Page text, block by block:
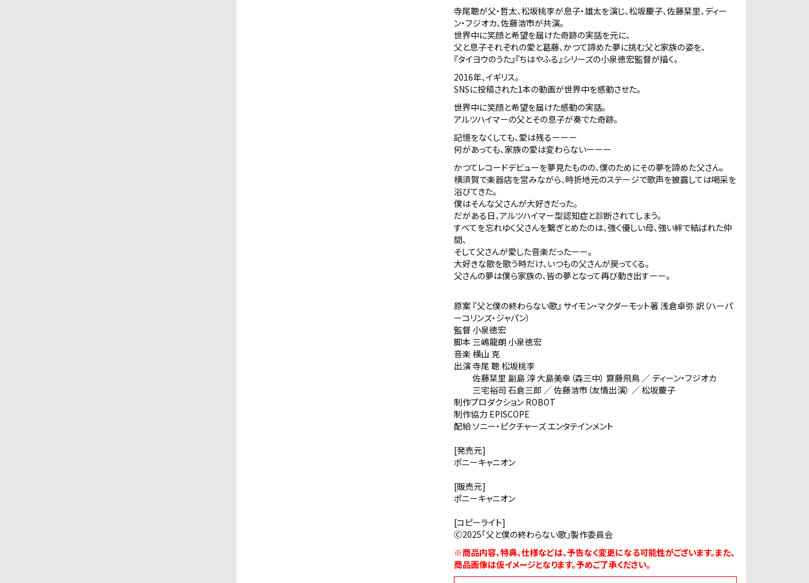
寺尾聰が父・哲太、松坂桃李が息子・雄太を演じ、松坂慶子、佐藤栞里、ディー
ン・フジオカ、佐藤浩市が共演。
世界中に笑顔と希望を届けた奇跡の実話を元に、
父と息子それぞれの愛と葛藤、かつて諦めた夢に挑む父と家族の姿を、
『タイヨウのうた』『ちはやふる』シリーズの小泉徳宏監督が描く。
2016年、イギリス。
SNSに投稿された1本の動画が世界中を感動させた。
世界中に笑顔と希望を届けた感動の実話。
アルツハイマーの父とその息子が奏でた奇跡。
記憶をなくしても、愛は残るーーー
何があっても、家族の愛は変わらないーーー
かつてレコードデビューを夢見たものの、僕のためにその夢を諦めた父さん。
横須賀で楽器店を営みながら、時折地元のステージで歌声を披露しては喝采を
浴びてきた。
僕はそんな父さんが大好きだった。
だがある日、アルツハイマー型認知症と診断されてしまう。
すべてを忘れゆく父さんを繋ぎとめたのは、強く優しい母、強い絆で結ばれた仲
間、
そして父さんが愛した音楽だったーー。
大好きな歌を歌う時だけ、いつもの父さんが戻ってくる。
父さんの夢は僕ら家族の、皆の夢となって再び動き出すーー。
原案 『父と僕の終わらない歌』 サイモン・マクダーモット著 浅倉卓弥 訳（ハーパ
ーコリンズ・ジャパン）
監督 小泉徳宏
脚本 三嶋龍朗 小泉徳宏
音楽 横山 克
出演 寺尾 聰 松坂桃李
佐藤栞里 副島 淳 大島美幸（森三中） 齋藤飛鳥 ／ ディーン・フジオカ
三宅裕司 石倉三郎 ／ 佐藤浩市（友情出演） ／ 松坂慶子
制作プロダクション ROBOT
制作協力 EPISCOPE
配給 ソニー・ピクチャーズ エンタテインメント
[発売元]
ポニーキャニオン
[販売元]
ポニーキャニオン
[コピーライト]
Ⓒ2025「父と僕の終わらない歌」製作委員会
※商品内容、特典、仕様などは、予告なく変更になる可能性がございます。また、
商品画像は仮イメージとなります。予めご了承ください。